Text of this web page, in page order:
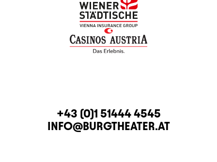
KONTAKTTELEFON
+43 (0)1 51444 4545
E-MAIL
INFO@BURGTHEATER.AT